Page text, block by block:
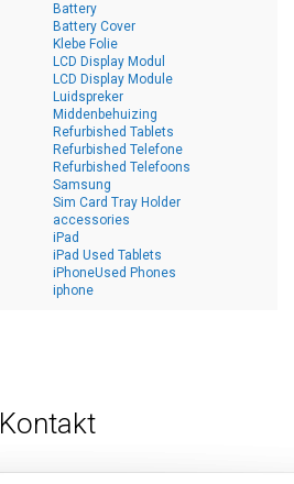
Battery
Battery Cover
Klebe Folie
LCD Display Modul
LCD Display Module
Luidspreker
Middenbehuizing
Refurbished Tablets
Refurbished Telefone
Refurbished Telefoons
Samsung
Sim Card Tray Holder
accessories
iPad
iPad Used Tablets
iPhoneUsed Phones
iphone
Kontakt